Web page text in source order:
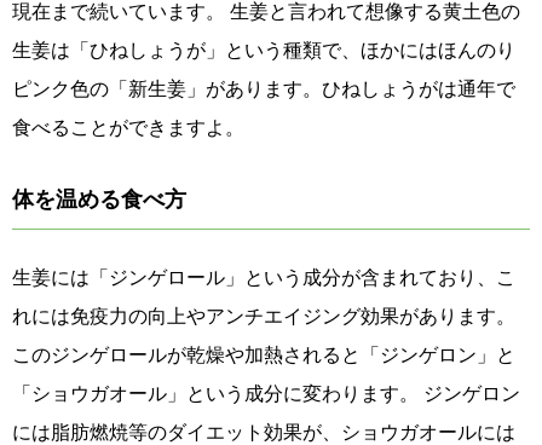
現在まで続いています。 生姜と言われて想像する黄土色の
生姜は「ひねしょうが」という種類で、ほかにはほんのり
ピンク色の「新生姜」があります。ひねしょうがは通年で
食べることができますよ。
体を温める食べ方
生姜には「ジンゲロール」という成分が含まれており、こ
れには免疫力の向上やアンチエイジング効果があります。
このジンゲロールが乾燥や加熱されると「ジンゲロン」と
「ショウガオール」という成分に変わります。 ジンゲロン
には脂肪燃焼等のダイエット効果が、ショウガオールには